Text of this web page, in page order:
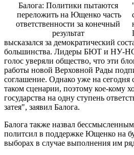
Балога: Политики пытаются
переложить на Ющенко часть
ответственности за конечный
результат
высказался за демократический
большинства. Лидеры БЮТ и НУ-НС
голос уверяли общество, что эти
работы новой Верховной Рады
соглашение. Однако уже на сегодня
таком сценарии, поэтому кое-кому
государства на одну ступень
затея", заявил Балога.
Балога также назвал
политсил в поддержке Ющенко на
выборах в случае выполнения им